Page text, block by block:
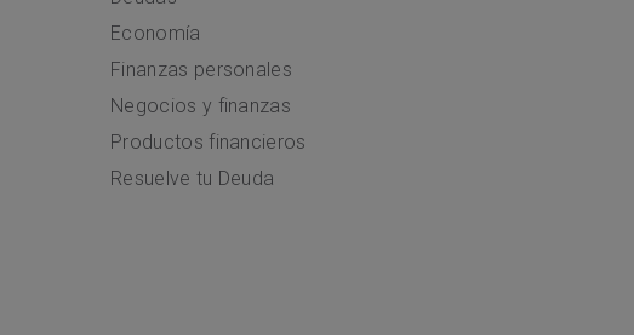
Economía
Finanzas personales
Negocios y finanzas
Productos financieros
Resuelve tu Deuda